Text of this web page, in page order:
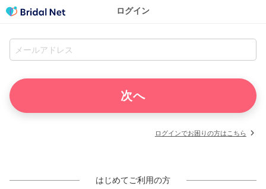
ログイン
ログインでお困りの方はこちら
はじめてご利用の方